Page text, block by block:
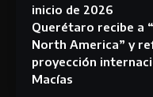
inicio de 2026
Querétaro recibe a
North America” y
proyección
Macías